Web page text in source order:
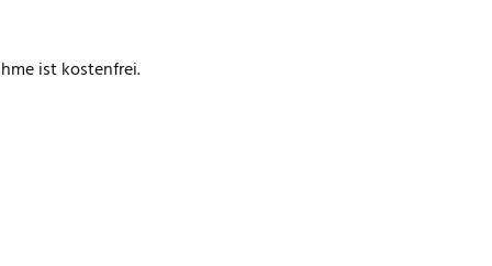
ist kostenfrei.